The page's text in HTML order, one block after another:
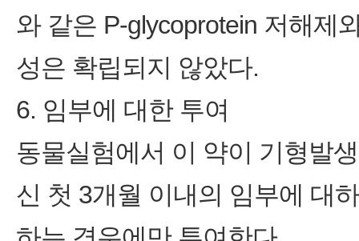
와 같은 P‑glycoprotein 저해제
성은 확립되지 않았다.
6. 임부에 대한 투여
동물실험에서 이 약이 기형발
신 첫 3개월 이내의 임부에 대